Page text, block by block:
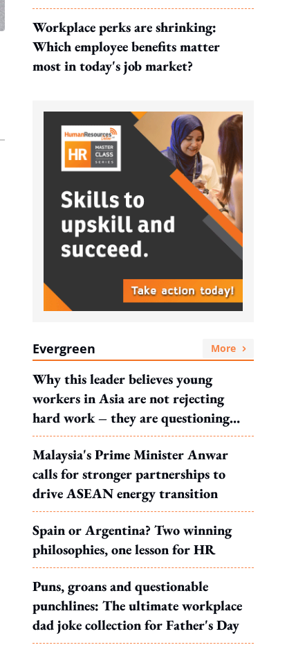
Workplace perks are shrinking:
Which employee benefits matter
most in today's job market?
Evergreen More
Why this leader believes young
workers in Asia are not rejecting
hard work – they are questioning
what it leads to
Malaysia's Prime Minister Anwar
calls for stronger partnerships to
drive ASEAN energy transition
Spain or Argentina? Two winning
philosophies, one lesson for HR
Puns, groans and questionable
punchlines: The ultimate workplace
dad joke collection for Father's Day